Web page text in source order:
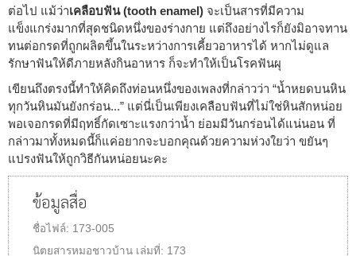
ต่อไป แม้ว่าเคลือบฟัน (tooth enamel) จะเป็นสารที่มีความ
แข็งแกร่งมากที่สุดชนิดหนึ่งของร่างกาย แต่ถึงอย่างไรก็ยังมิอาจทาน
ทนต่อกรดที่ถูกผลิตขึ้นในระหว่างการเคี้ยวอาหารได้ หากไม่ดูแล
รักษาฟันให้ดีภายหลังกินอาหาร ก็จะทำให้เป็นโรคฟันผุ
เขียนถึงตรงนี้ทำให้คิดถึงท่อนหนึ่งของเพลงที่กล่าวว่า “น้ำหยดบนหิน
ทุกวันหินมันยังกร่อน...” แต่นี่เป็นเพียงเคลือบฟันที่ไม่ใช่หินสักหน่อย
พอเจอกรดที่มีฤทธิ์กัดเซาะแรงกว่าน้ำ ย่อมมีวันกร่อนได้แน่นอน ที่
กล่าวมาทั้งหมดนี้ก็แค่อยากจะบอกคุณด้วยความห่วงใยว่า ขยันๆ
แปรงฟันให้ถูกวิธีกันหน่อยนะคะ
ข้อมูลสื่อ
ชื่อไฟล์: 173-005
นิตยสารหมอชาวบ้าน เล่มที่: 173